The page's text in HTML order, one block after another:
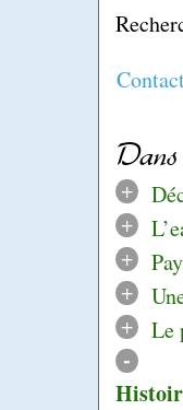
+
+
+
+
+
Le
-